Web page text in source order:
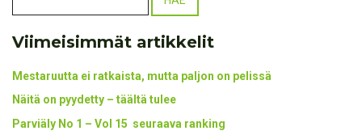
Viimeisimmät artikkelit
Mestaruutta ei ratkaista, mutta paljon on pelissä
Näitä on pyydetty – täältä tulee
Parviäly No 1 – Vol 15 seuraava ranking